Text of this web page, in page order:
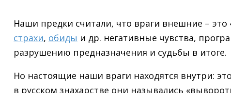
Наши предки считали, что враги внешние –
страхи, обиды и др. негативные чувства,
разрушению предназначения и судьбы в итоге.
Но настоящие наши враги находятся внутри:
в русском знахарстве они назывались